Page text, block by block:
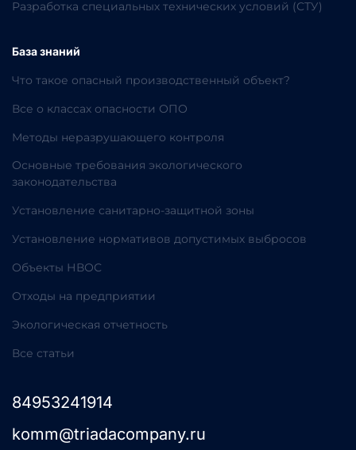
Разработка специальных технических условий (СТУ)
База знаний
Что такое опасный производственный объект?
Все о классах опасности ОПО
Методы неразрушающего контроля
Основные требования экологического
законодательства
Установление санитарно-защитной зоны
Установление нормативов допустимых выбросов
Объекты НВОС
Отходы на предприятии
Экологическая отчетность
Все статьи
84953241914
komm@triadacompany.ru